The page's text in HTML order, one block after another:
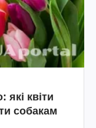
які квіти
собакам